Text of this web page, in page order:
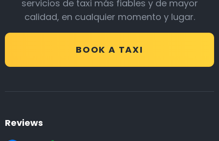
servicios de taxi más fiables y de mayor
calidad, en cualquier momento y lugar.
BOOK A TAXI
Reviews